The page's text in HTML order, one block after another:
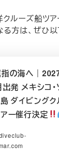
ルーズ船ツア
る方は、ぜひ
の海へ｜
発 メキシコ・
ダイビングク
ー催行決定